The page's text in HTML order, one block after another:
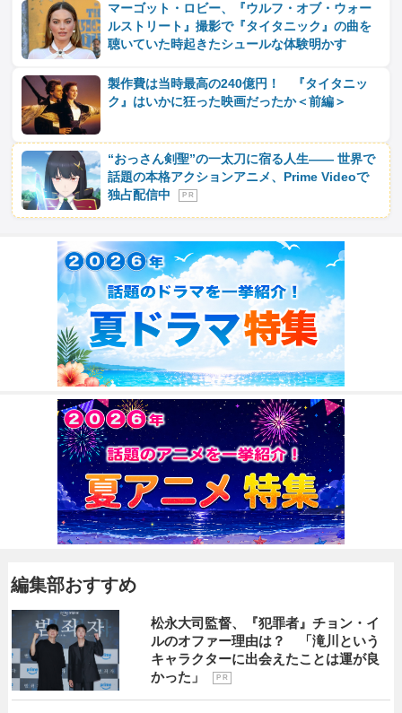
マーゴット・ロビー、『ウルフ・オブ・ウォー
ルストリート』撮影で『タイタニック』の曲を
聴いていた時起きたシュールな体験明かす
製作費は当時最高の240億円！ 『タイタニッ
ク』はいかに狂った映画だったか＜前編＞
“おっさん剣聖”の一太刀に宿る人生―― 世界で
話題の本格アクションアニメ、Prime Videoで
独占配信中
P R
編集部おすすめ
松永大司監督、『犯罪者』チョン・イ
ルのオファー理由は？ 「滝川という
キャラクターに出会えたことは運が良
かった」
P R